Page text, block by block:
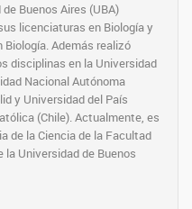
Buenos Aires (UBA)
licenciaturas en Biología y
Además realizó
disciplinas en la Universidad
Nacional Autónoma
y Universidad del País
(Chile). Actualmente, es
de la Ciencia de la Facultad
Universidad de Buenos